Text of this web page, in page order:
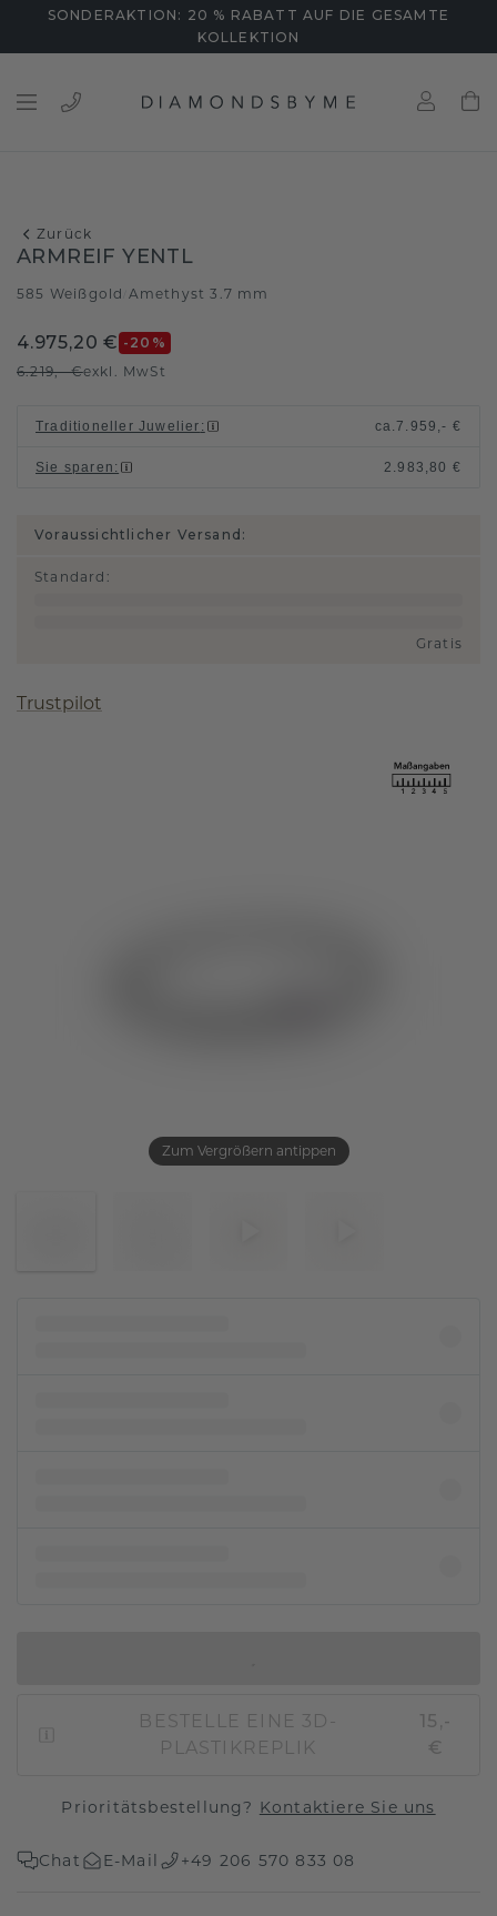
SONDERAKTION: 20 % RABATT AUF DIE GESAMTE
KOLLEKTION
Zurück
Zum Vergrößern antippen
ARMREIF YENTL
585 Weißgold Amethyst 3.7 mm
4.975,20 € -20 %
6.219,- €exkl. MwSt
Traditioneller Juwelier : ca.7.959,- €
Sie sparen : 2.983,80 €
Voraussichtlicher Versand:
Standard :
Gratis
Trustpilot
BESTELLE EINE 3D-
PLASTIKREPLIK
15,-
€
Prioritätsbestellung? Kontaktiere Sie uns
Chat E-Mail +49 206 570 833 08